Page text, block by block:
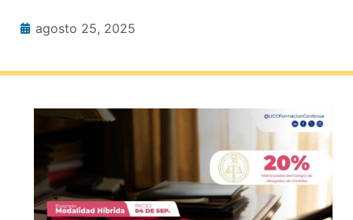
agosto 25, 2025